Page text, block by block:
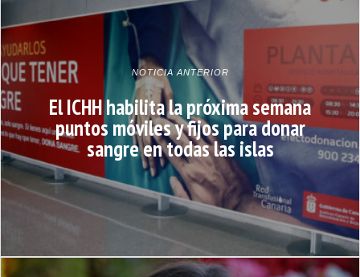
NOTICIA ANTERIOR
El ICHH habilita la próxima semana
puntos móviles y fijos para donar
sangre en todas las islas